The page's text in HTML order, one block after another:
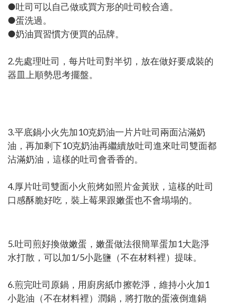
●吐司可以自己做或買方形的吐司較合適。
●蛋洗過。
●奶油買習慣方便買的品牌。
2.先處理吐司，每片吐司對半切，放在做好要成裝的
器皿上順勢思考擺盤。
3.平底鍋小火先加10克奶油一片片吐司兩面沾滿奶
油，再加剩下10克奶油再繼續放吐司進來吐司雙面都
沾滿奶油，這樣的吐司會香香的。
4.厚片吐司雙面小火煎烤如照片金黃狀，這樣的吐司
口感酥脆好吃，裝上莓果跟嫩蛋也不會塌塌的。
5.吐司煎好換做嫩蛋，嫩蛋做法很簡單蛋加1大匙淨
水打散，可以加1/5小匙鹽（不在材料裡）提味。
6.煎完吐司原鍋，用廚房紙巾擦乾淨，維持小火加1
小匙油（不在材料裡）潤鍋，將打散的蛋液倒進鍋